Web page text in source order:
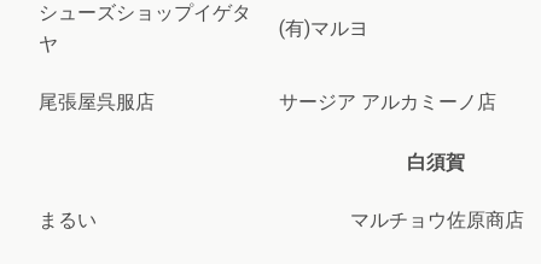
シューズショップイゲタ
ヤ
(有)マルヨ
尾張屋呉服店 サージア アルカミーノ店
白須賀
まるい マルチョウ佐原商店